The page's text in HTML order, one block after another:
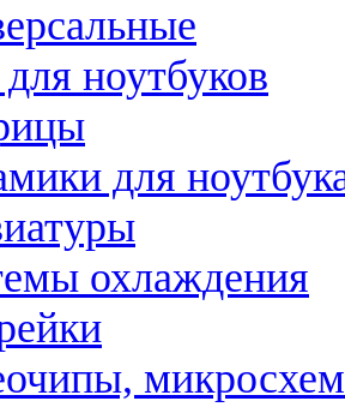
ноутбуков
для
охлаждения